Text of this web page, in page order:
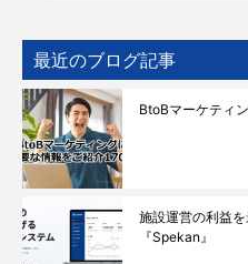
最近のブログ記事
BtoBマーケティ
施設運営の利益
『Spekan』